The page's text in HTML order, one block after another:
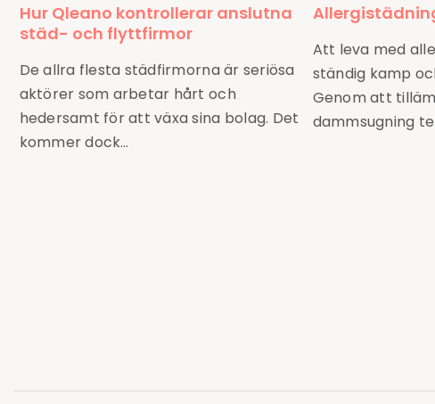
Hur Qleano kontrollerar anslutna
städ- och flyttfirmor
De allra flesta städfirmorna är seriösa
aktörer som arbetar hårt och
hedersamt för att växa sina bolag. Det
kommer dock…
Att leva med
ständig kamp
Genom att
dammsugning